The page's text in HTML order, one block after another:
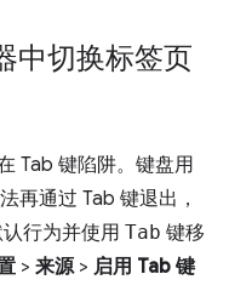
中切换标签页
Tab 键陷阱。键盘用
再通过 Tab 键退出，
行为并使用 Tab 键移
> 来源> 启用 Tab 键